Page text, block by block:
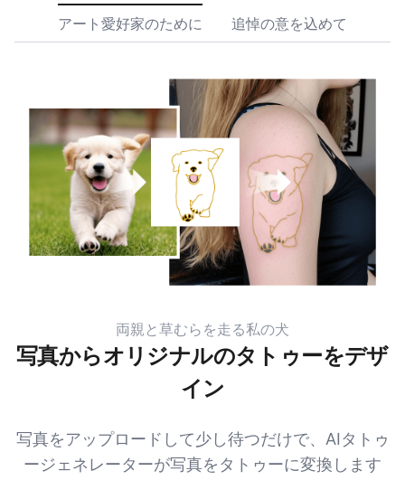
アート愛好家のために
追悼の意を込めて
両親と草むらを走る私の犬
写真からオリジナルのタトゥーをデザ
イン
写真をアップロードして少し待つだけで、AIタトゥ
ージェネレーターが写真をタトゥーに変換します